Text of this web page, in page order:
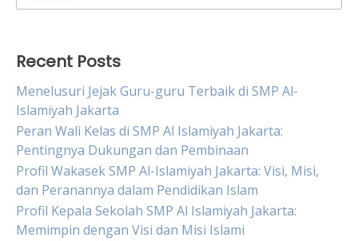
for:
Recent Posts
Menelusuri Jejak Guru-guru Terbaik di SMP Al-
Islamiyah Jakarta
Peran Wali Kelas di SMP Al Islamiyah Jakarta:
Pentingnya Dukungan dan Pembinaan
Profil Wakasek SMP Al-Islamiyah Jakarta: Visi, Misi,
dan Peranannya dalam Pendidikan Islam
Profil Kepala Sekolah SMP Al Islamiyah Jakarta:
Memimpin dengan Visi dan Misi Islami